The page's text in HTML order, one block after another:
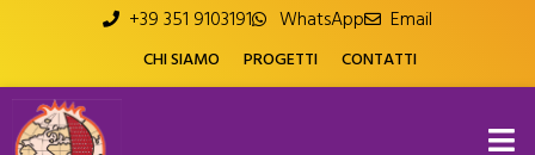
+39 351 9103191 WhatsApp Email
CHI SIAMO PROGETTI CONTATTI